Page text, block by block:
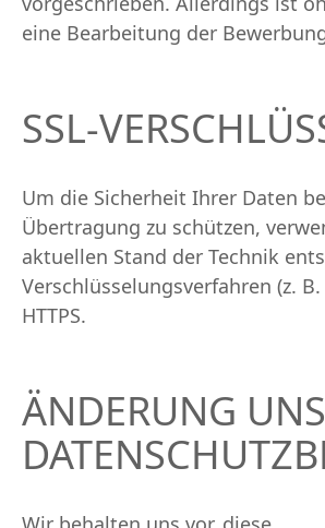
eine Bearbeitung der
SSL-
Um die Sicherheit Ihrer Daten
Übertragung zu schützen,
aktuellen Stand der Technik
Verschlüsselungsverfahren (z. B.
HTTPS.
ÄNDERUNG